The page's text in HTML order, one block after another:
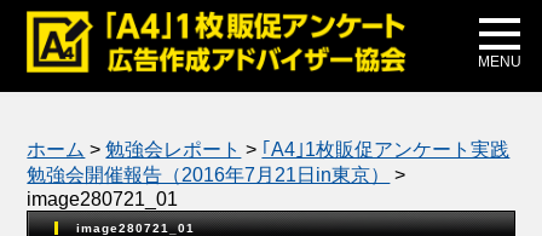
MENU
メディア掲載
公式ブログ
ホーム >勉強会レポート > ｢A4｣1枚販促アンケート実践
勉強会開催報告（2016年7月21日in東京）
>
image280721_01
image280721_01